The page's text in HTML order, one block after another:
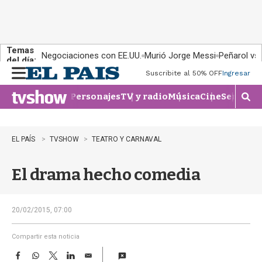
Temas
del día: Negociaciones con EE.UU. Murió Jorge Messi Peñarol
n
u
Suscribite al 50% OFFIngresar
PersonajesTV y radioMúsicaCineSeries
M
o
EL PAÍS TVSHOW TEATRO Y CARNAVAL
El drama hecho comedia
20/02/2015, 07:00
Compartir esta noticia
F
W
T
L
E